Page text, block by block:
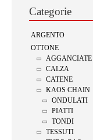
Categorie
ARGENTO
OTTONE
AGGANCIATE
CALZA
CATENE
KAOS CHAIN
ONDULATI
PIATTI
TONDI
TESSUTI